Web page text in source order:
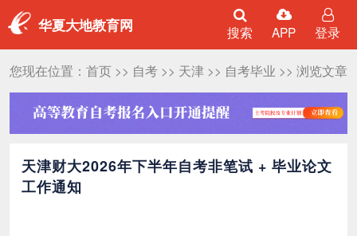
华夏大地教育网 搜索 APP 登录
您现在位置： 首页>> 自考>> 天津>> 自考毕业 >> 浏览文章
天津财大2026年下半年自考非笔试 + 毕业论文
工作通知